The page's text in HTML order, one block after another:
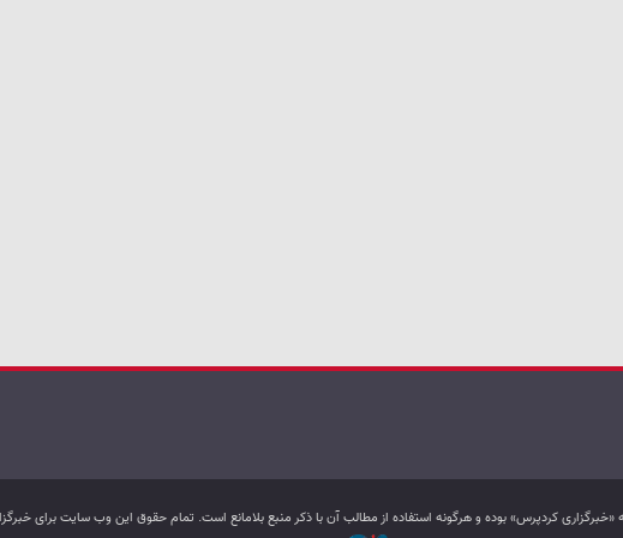
«خبرگزاری کردپرس» بوده و هرگونه استفاده از مطالب آن با ذکر منبع بلامانع است. تمام حقوق این وب سایت برای